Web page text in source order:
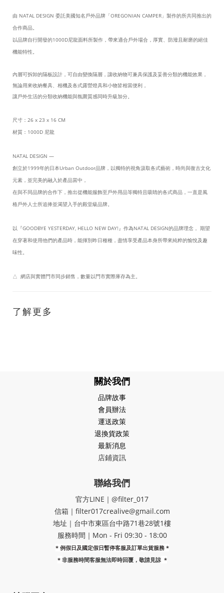
由 NATAL DESIGN 委託美國知名戶外品牌「OREGONIAN CAMPER 」製作的所共同推出的
合作商品。
以品牌自行開發的1000D尼龍面料所製作，帶來適合戶外場合，厚實、防潑且耐磨的絕佳
機能特性。
內層可拆卸的隔板設計，可自由變換隔層，讓收納物可兼具保護及妥善分類的機能效果，
無論用來收納餐具、相機及各式露營燈具和小物皆相當便利，
讓戶外生活的分類收納機能與氛圍質感同時升級加分。
尺寸：26 x 23 x 16 CM
材質：1000D 尼龍
NATAL DESIGN —
創立於1999年的日本Urban Outdoor品牌，以獨特的視角汲取各式藝術，時尚與復古文化
元素，並完美的融入於產品當中，
在與不同品牌的合作下，推出從機能服飾至戶外用品等獨特且吸睛的各式商品，一直是風
格戶外人士所追捧並渴望入手的殿堂級品牌。
以『GOODBYE YESTERDAY, HELLO NEW DAY!』作為NATAL DESIGN的品牌理念， 期望
在穿著和使用他們的產品時，能揮別昨日種種，盡情享受產品本身所帶來純粹的愉悅及趣
味性。
△ 網店與實體門市同步銷售，數量以門市實際庫存為主。
了解更多
關於我們
品牌故事
會員辦法
運送政策
退換貨政策
最新消息
店鋪資訊
聯絡我們
官方LINE｜@filter_017
信箱｜filter017crealive@gmail.com
地址｜​台中市東區台中路71巷28號1樓
服務時間｜Mon - Fri 09:30 - 18:00
* 例假日及國定假日暫停客服及訂單出貨服務 *
* 非服務時間客服無法即時回覆，敬請見諒 *